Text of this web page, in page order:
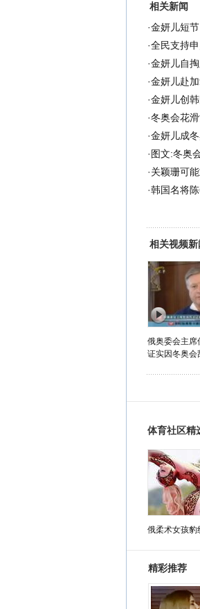
相关新闻
·金妍儿短
·全民支持
·金妍儿自
·金妍儿赴
·金妍儿创
·冬奥会花
·金妍儿成
· 图文:冬奥
·关颖珊可
·韩国名将
相关视频新
俄奥委会主席
证实因冬奥会
体育社区精
俄柔术女孩豹
精彩推荐